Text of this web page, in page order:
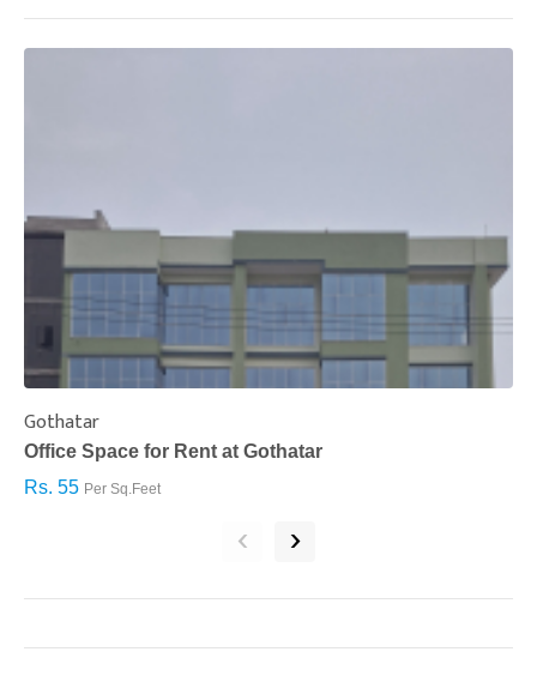
Gothatar
Office Space for Rent at Gothatar
Rs. 55 Per Sq.Feet
‹ ›